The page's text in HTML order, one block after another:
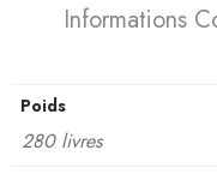
Informations
Poids
280 livres